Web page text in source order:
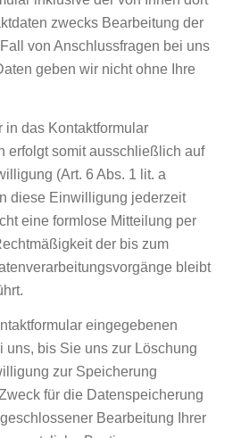
zwecks Bearbeitung der
von Anschlussfragen bei uns
geben wir nicht ohne Ihre
in das Kontaktformular
erfolgt somit ausschließlich auf
(Art. 6 Abs. 1 lit. a
diese Einwilligung jederzeit
eine formlose Mitteilung per
der bis zum
bleibt
eingegebenen
uns, bis Sie uns zur Löschung
zur Speicherung
für die Datenspeicherung
Bearbeitung Ihrer